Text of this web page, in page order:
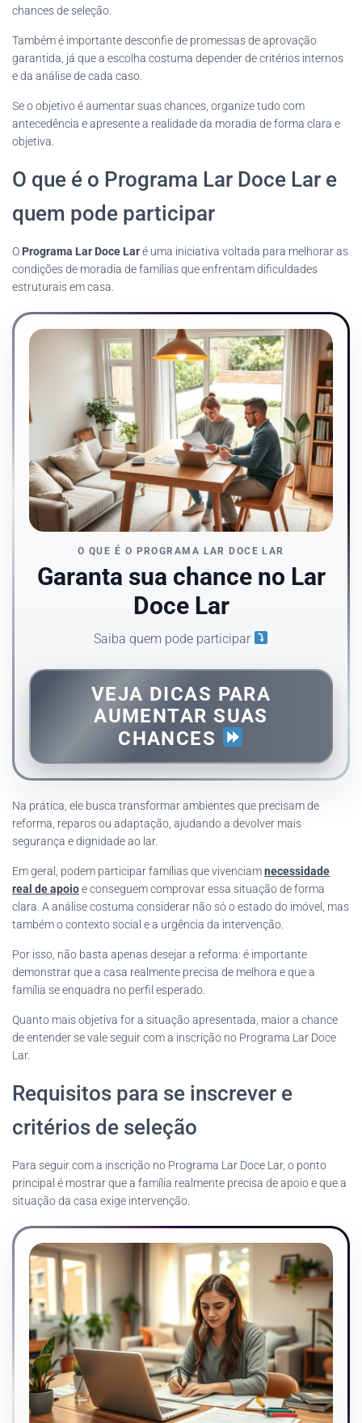
chances de seleção.
Também é importante desconfie de promessas de aprovação
garantida, já que a escolha costuma depender de critérios internos
e da análise de cada caso.
Se o objetivo é aumentar suas chances, organize tudo com
antecedência e apresente a realidade da moradia de forma clara e
objetiva.
O que é o Programa Lar Doce Lar e
quem pode participar
O Programa Lar Doce Laré uma iniciativa voltada para melhorar as
condições de moradia de famílias que enfrentam dificuldades
estruturais em casa.
O QUE É O PROGRAMA LAR DOCE LAR
Garanta sua chance no Lar
Doce Lar
Saiba quem pode participar
VEJA DICAS PARA
AUMENTAR SUAS
CHANCES
Na prática, ele busca transformar ambientes que precisam de
reforma, reparos ou adaptação, ajudando a devolver mais
segurança e dignidade ao lar.
Em geral, podem participar famílias que vivenciamnecessidade
real de apoioe conseguem comprovar essa situação de forma
clara. A análise costuma considerar não só o estado do imóvel, mas
também o contexto social e a urgência da intervenção.
Por isso, não basta apenas desejar a reforma: é importante
demonstrar que a casa realmente precisa de melhora e que a
família se enquadra no perfil esperado.
Quanto mais objetiva for a situação apresentada, maior a chance
de entender se vale seguir com a inscrição no Programa Lar Doce
Lar.
Requisitos para se inscrever e
critérios de seleção
Para seguir com a inscrição no Programa Lar Doce Lar, o ponto
principal é mostrar que a família realmente precisa de apoio e que a
situação da casa exige intervenção.